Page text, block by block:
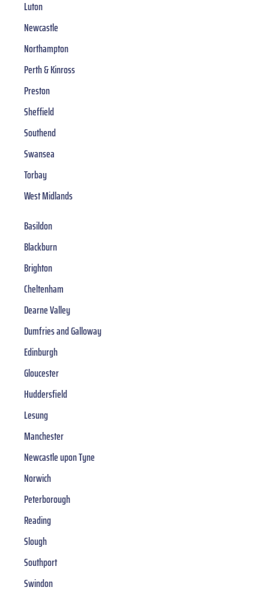
Luton
Newcastle
Northampton
Perth & Kinross
Preston
Sheffield
Southend
Swansea
Torbay
West Midlands
Basildon
Blackburn
Brighton
Cheltenham
Dearne Valley
Dumfries and Galloway
Edinburgh
Gloucester
Huddersfield
Lesung
Manchester
Newcastle upon Tyne
Norwich
Peterborough
Reading
Slough
Southport
Swindon